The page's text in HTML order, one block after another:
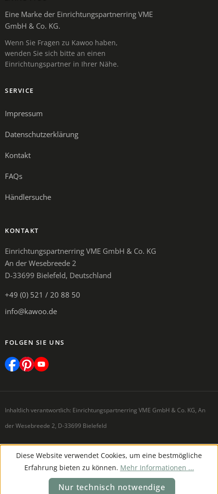
Eine Marke der Einrichtungspartnerring VME
GmbH & Co. KG.
Wenn Sie Fragen zu Kawoo haben,
wenden Sie sich bitte an einen
Einrichtungspartner in Ihrer Nähe.
SERVICE
Impressum
Datenschutzerklärung
Kontakt
FAQs
Händlersuche
KONTAKT
Einrichtungspartnerring VME GmbH & Co. KG
An der Wesebreede 2
D-33699 Bielefeld, Deutschland
+49 (0) 521 / 20 88 50
info@kawoo.de
FOLGEN SIE UNS
Inhaltlich verantwortlich: Einrichtungspartnerring VME GmbH & Co. KG, An
der Wesebreede 2, D-33699 Bielefeld
Diese Website verwendet Cookies, um eine bestmögliche
Erfahrung bieten zu können. Mehr Informationen ...
Nur technisch notwendige